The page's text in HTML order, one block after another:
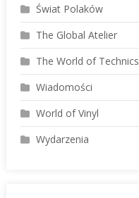
Świat Polaków
The Global Atelier
The World of Technics
Wiadomości
World of Vinyl
Wydarzenia